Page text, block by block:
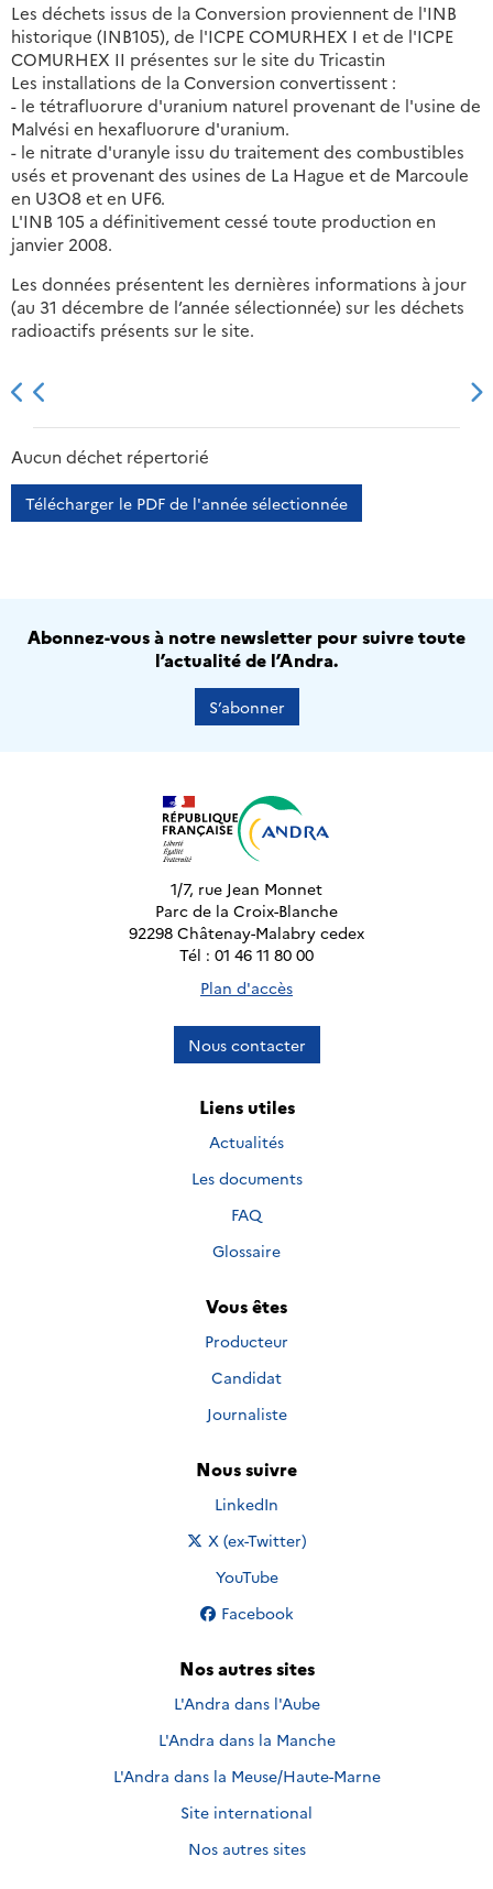
Les déchets issus de la Conversion proviennent de l'INB
historique (INB105), de l'ICPE COMURHEX I et de l'ICPE
COMURHEX II présentes sur le site du Tricastin
Les installations de la Conversion convertissent :
- le tétrafluorure d'uranium naturel provenant de l'usine de
Malvési en hexafluorure d'uranium.
- le nitrate d'uranyle issu du traitement des combustibles
usés et provenant des usines de La Hague et de Marcoule
en U3O8 et en UF6.
L'INB 105 a définitivement cessé toute production en
janvier 2008.
Les données présentent les dernières informations à jour
(au 31 décembre de l’année sélectionnée) sur les déchets
radioactifs présents sur le site.
2013 2014
Aucun déchet répertorié
Télécharger le PDF de l'année sélectionnée
Abonnez-vous à notre newsletter pour suivre toute
l’actualité de l’Andra.
S’abonner
1/7, rue Jean Monnet
Parc de la Croix-Blanche
92298 Châtenay-Malabry cedex
Tél : 01 46 11 80 00
Plan d'accès
Nous contacter
Liens utiles
Actualités
Les documents
FAQ
Glossaire
Vous êtes
Producteur
Candidat
Journaliste
Nous suivre
Nous suivre sur
LinkedIn
Nous suivre sur
X (ex-Twitter)
Nous suivre sur
YouTube
Nous suivre sur
Facebook
Nos autres sites
L'Andra dans l'Aube
L'Andra dans la Manche
L'Andra dans la Meuse/Haute-Marne
Site international
Nos autres sites